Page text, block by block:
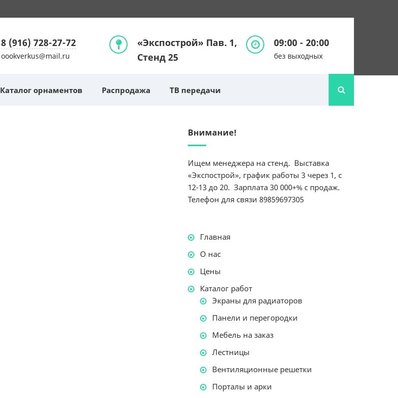
8 (916) 728-27-72
oookverkus@mail.ru
«Экспострой» Пав. 1,
Стенд 25
09:00 - 20:00
без выходных
Каталог орнаментов Распродажа ТВ передачи
Внимание!
Ищем менеджера на стенд. Выставка
«Экспострой», график работы 3 через 1, с
12-13 до 20. Зарплата 30 000+% с продаж.
Телефон для связи 89859697305
Главная
О нас
Цены
Каталог работ
Экраны для радиаторов
Панели и перегородки
Мебель на заказ
Лестницы
Вентиляционные решетки
Порталы и арки